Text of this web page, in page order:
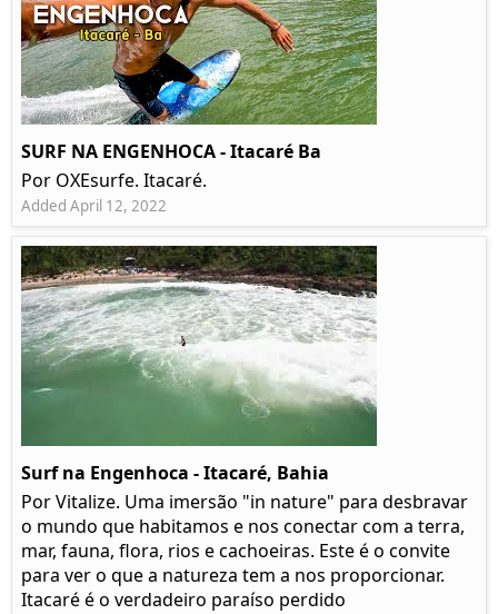
SURF NA ENGENHOCA - Itacaré Ba
Por OXEsurfe. Itacaré.
Added April 12, 2022
Surf na Engenhoca - Itacaré, Bahia
Por Vitalize. Uma imersão "in nature" para desbravar
o mundo que habitamos e nos conectar com a terra,
mar, fauna, flora, rios e cachoeiras. Este é o convite
para ver o que a natureza tem a nos proporcionar.
Itacaré é o verdadeiro paraíso perdido